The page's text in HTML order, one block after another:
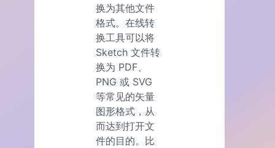
换为其他文件
格式。在线转
换工具可以将
Sketch 文件转
换为 PDF、
PNG 或 SVG
等常见的矢量
图形格式，从
而达到打开文
件的目的。比